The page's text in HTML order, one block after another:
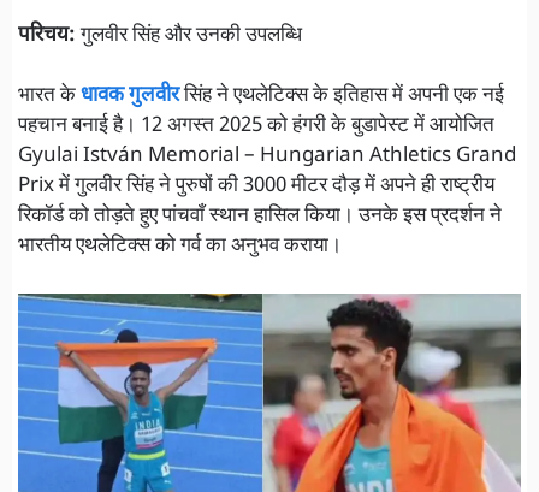
परिचय:गुलवीर सिंह और उनकी उपलब्धि
भारत केधावक गुलवीरसिंह ने एथलेटिक्स के इतिहास में अपनी एक नई
पहचान बनाई है। 12 अगस्त 2025 को हंगरी के बुडापेस्ट में आयोजित
Gyulai István Memorial – Hungarian Athletics Grand
Prix में गुलवीर सिंह ने पुरुषों की 3000 मीटर दौड़ में अपने ही राष्ट्रीय
रिकॉर्ड को तोड़ते हुए पांचवाँ स्थान हासिल किया। उनके इस प्रदर्शन ने
भारतीय एथलेटिक्स को गर्व का अनुभव कराया।